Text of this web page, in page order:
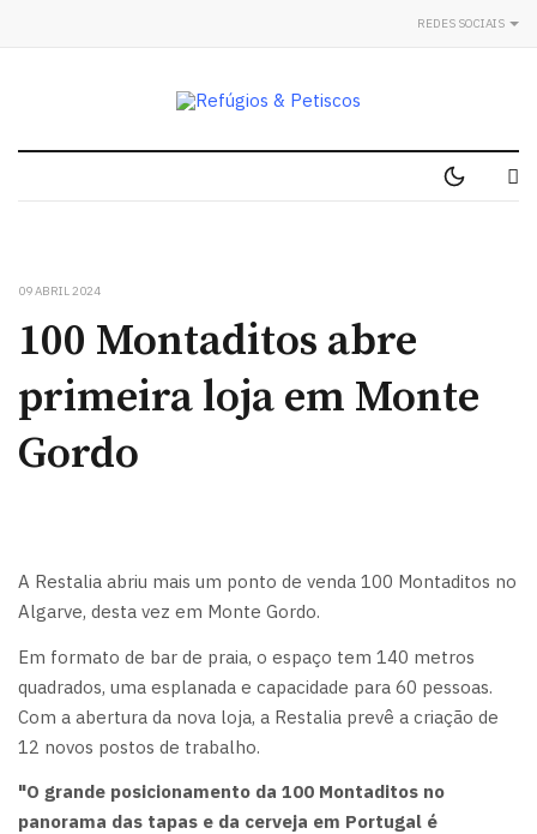
REDES SOCIAIS
09 ABRIL 2024
100 Montaditos abre
primeira loja em Monte
Gordo
A Restalia abriu mais um ponto de venda 100 Montaditos no
Algarve, desta vez em Monte Gordo.
Em formato de bar de praia, o espaço tem 140 metros
quadrados, uma esplanada e capacidade para 60 pessoas.
Com a abertura da nova loja, a Restalia prevê a criação de
12 novos postos de trabalho.
"O grande posicionamento da 100 Montaditos no
panorama das tapas e da cerveja em Portugal é